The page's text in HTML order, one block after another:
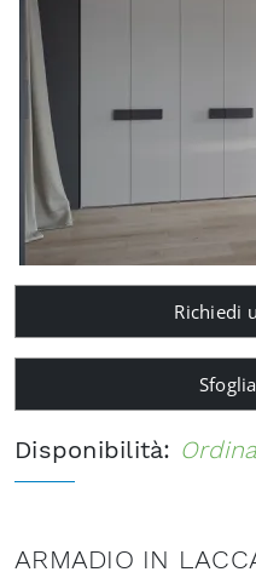
Richiedi
Disponibilità:
ARMADIO IN